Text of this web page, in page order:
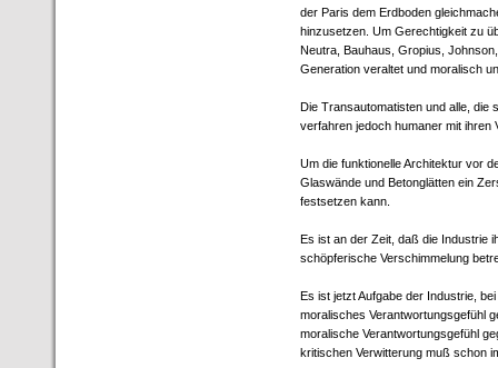
der Paris dem Erdboden
hinzusetzen. Um Gerechtigkeit zu
Neutra, Bauhaus, Gropius,
Generation veraltet und moralisch
Die Transautomatisten und alle, die
verfahren jedoch humaner mit ihren
Um die funktionelle Architektur vor
Glaswände und Betonglätten ein
festsetzen kann.
Es ist an der Zeit, daß die Industrie
schöpferische Verschimmelung
Es ist jetzt Aufgabe der Industrie,
moralisches Verantwortungsgefühl
moralische Verantwortungsgefühl
kritischen Verwitterung muß schon